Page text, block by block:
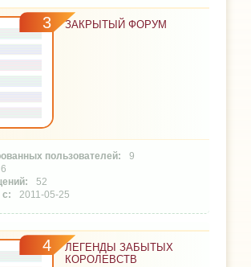
3 ЗАКРЫТЫЙ ФОРУМ
9
6
52
2011-05-25
4
ЛЕГЕНДЫ ЗАБЫТЫХ
КОРОЛЕВСТВ